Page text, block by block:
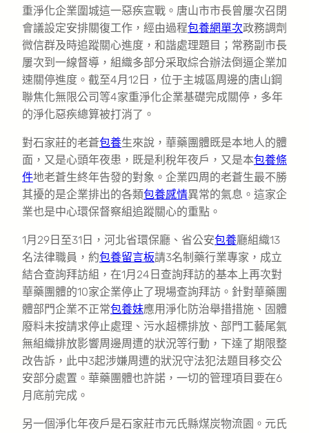
重淨化企業圍城這一惡疾宣戰。唐山市市長曾屢次召閉
會議設定安排關復工作，經由過程包養網單次政務調劑
微信群及時追蹤關心進度，和諧處理題目；常務副市長
屢次到一線督導，組織多部分采取綜合辦法倒逼企業加
速關停進度。截至4月12日，位于主城區周邊的唐山鋼
聯焦化無限公司等4家重淨化企業基礎完成關停，多年
的淨化惡疾總算被打消了。
對石家莊的老蒼包養生來說，華藥團體既是本地人的體
面，又是心頭年夜患，既是利稅年夜戶，又是本包養條
件地老蒼生終年告發的對象。企業四周的老蒼生最不勝
其擾的是企業排出的各類包養感情異常的氣息。這家企
業也是中心環保督察組追蹤關心的重點。
1月29日至31日，河北省環保廳、省公安包養廳組織13
名法律職員，約包養留言板請3名制藥行業專家，成立
結合查詢拜訪組，在1月24日查詢拜訪的基本上再次對
華藥團體的10家企業停止了現場查詢拜訪。針對華藥團
體部門企業不正常包養妹應用淨化防治舉措措施、固體
廢料未按請求停止處理、污水超標排放、部門工藝尾氣
無組織排放影響周邊周遭的狀況等行動，下達了期限整
改告訴，此中3起涉嫌周遭的狀況守法犯法題目移交公
安部分處置。華藥團體也許諾，一切的管理項目要在6
月底前完成。
另一個淨化年夜戶是石家莊市元氏縣煤炭物流園。元氏